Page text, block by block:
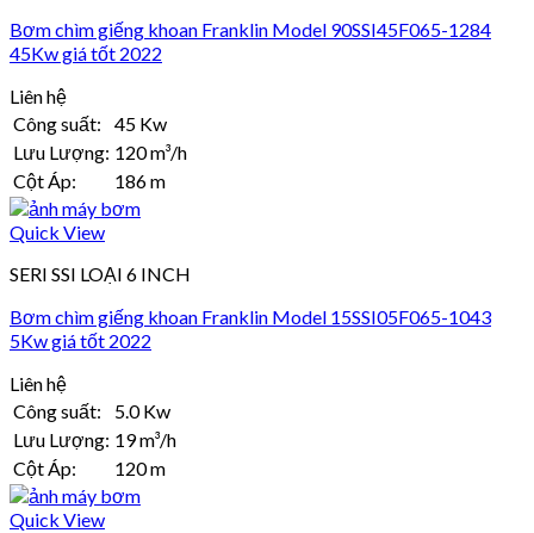
Bơm chìm giếng khoan Franklin Model 90SSI45F065-1284
45Kw giá tốt 2022
Liên hệ
Công suất:
45 Kw
Lưu Lượng: 120 m³/h
Cột Áp:
186 m
Quick View
SERI SSI LOẠI 6 INCH
Bơm chìm giếng khoan Franklin Model 15SSI05F065-1043
5Kw giá tốt 2022
Liên hệ
Công suất:
5.0 Kw
Lưu Lượng: 19 m³/h
Cột Áp:
120 m
Quick View